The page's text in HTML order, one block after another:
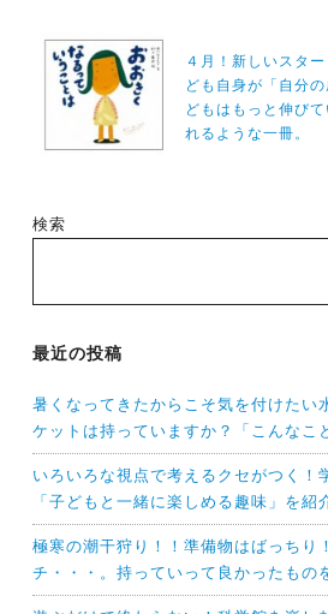
シ
４月！新しいスタ
ども自身が「自分
どもはもっと伸び
れるような一冊。
検索
最近の投稿
暑くなってきたからこそ気を付けたい
ケットは持っていますか？「こんなこ
いろいろな視点で考えるクセがつく！
「子どもと一緒に楽しめる趣味」を紹
極寒の潮干狩り！！準備物はばっちり
チ・・・。持っていって良かったもの